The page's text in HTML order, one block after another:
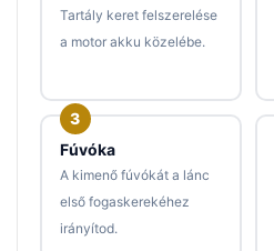
Tartály keret felszerelése
a motor akku közelébe.
Fúvóka
A kimenő fúvókát a lánc
első fogaskerekéhez
irányítod.